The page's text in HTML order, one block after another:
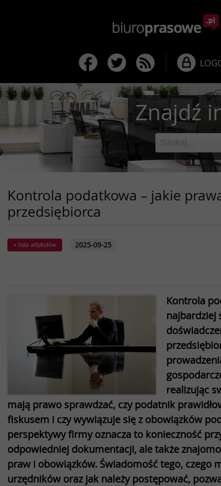
Znajdź
Kontrola podatkowa – jakie
przedsiębiorca
« lista artykułów 2025-09-25
Kontrola
najbardziej
realizując
mają prawo sprawdzać, czy podatnik
fiskusem i czy wywiązuje się z obowiązków
perspektywy firmy oznacza to konieczność
odpowiedniej dokumentacji, ale także
praw i obowiązków. Świadomość tego, czego
urzędników oraz jak należy postępować,